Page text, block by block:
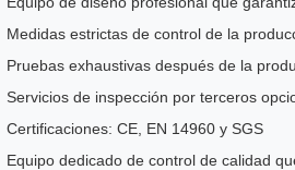
Medidas estrictas de control de la
Pruebas exhaustivas después de la
Servicios de inspección por terceros
Certificaciones: CE, EN 14960 y SGS
Equipo dedicado de control de calidad